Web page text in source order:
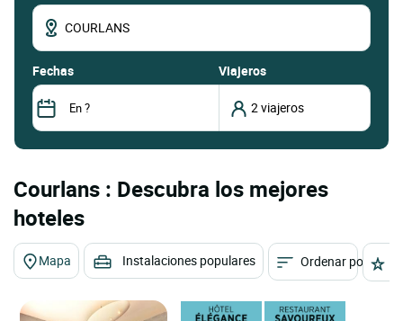
fechas Viajeros
Courlans : Descubra los mejores
hoteles
Mapa Instalaciones populares Ordenar por